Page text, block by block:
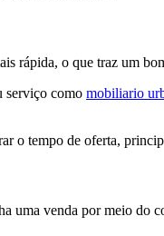
rápida, o que traz um
serviço como mobiliario
o tempo de oferta,
uma venda por meio